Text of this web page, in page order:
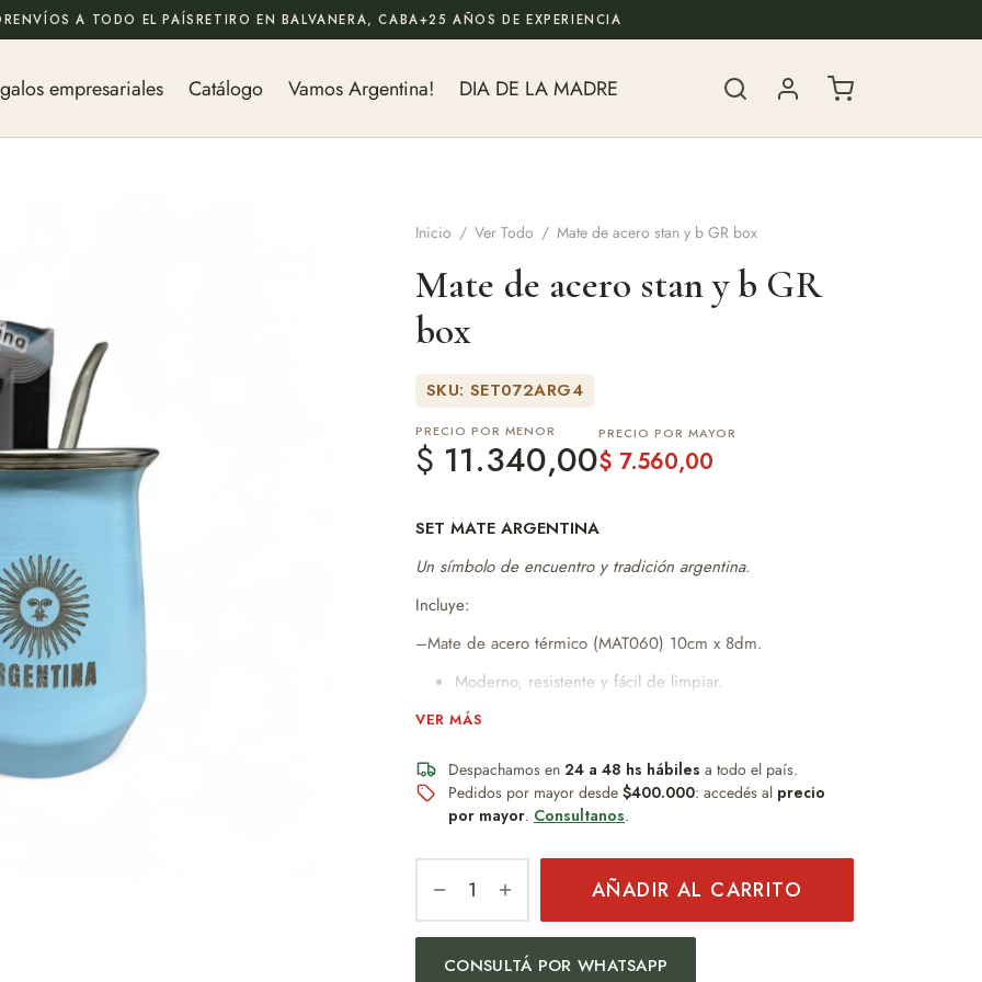
empresariales Catálogo Vamos Argentina! DIA DE LA MADRE
Inicio / Ver Todo / Mate de acero stan y b GR box
Mate de acero stan y b GR
box
SKU: SET072ARG4
PRECIO POR MENOR
$ 11.340,00
PRECIO POR MAYOR
$ 7.560,00
SET MATE ARGENTINA
Un símbolo de encuentro y tradición argentina.
Incluye:
–Mate de acero térmico (MAT060) 10cm x 8dm.
Moderno, resistente y fácil de limpiar.
No absorbe sabor ni humedad.
Diseño práctico y duradero.
Ideal para quienes buscan funcionalidad sin
mantenimiento.
–Bombilla Niquelada de resorte (bom154)
–Caja con ventana especial Argentina 16cm x 10cm x 10cm.
(ventana)12cm x 6cm.
VER MÁS
Despachamos en 24 a 48 hs hábiles a todo el país.
Pedidos por mayor desde $400.000: accedés al precio
por mayor. Consultanos.
AÑADIR AL CARRITO
CONSULTÁ POR WHATSAPP
ENVÍOS A TODO EL PAÍSRETIRO EN BALVANERA, CABA+25 AÑOS DE EXPERIENCIA